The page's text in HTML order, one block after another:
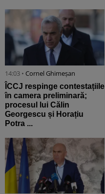
14:03 • Cornel Ghimeșan
ÎCCJ respinge contestațiile
în camera preliminară;
procesul lui Călin
Georgescu și Horațiu
Potra ...